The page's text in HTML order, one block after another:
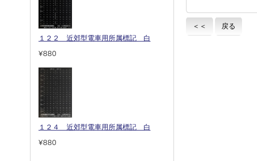
＜＜ 戻る
１２２ 近郊型電車用所属標記 白
¥880
１２４ 近郊型電車用所属標記 白
¥880